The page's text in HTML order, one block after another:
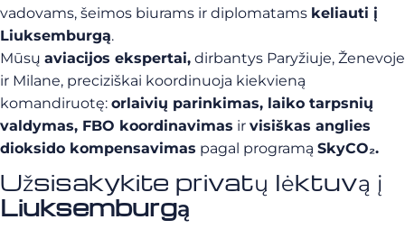
vadovams, šeimos biurams ir diplomatams keliauti į
Liuksemburgą.
Mūsų aviacijos ekspertai, dirbantys Paryžiuje, Ženevoje
ir Milane, preciziškai koordinuoja kiekvieną
komandiruotę: orlaivių parinkimas, laiko tarpsnių
valdymas, FBO koordinavimas ir visiškas anglies
dioksido kompensavimas pagal programą SkyCO₂.
Užsisakykite privatų lėktuvą į
Liuksemburgą